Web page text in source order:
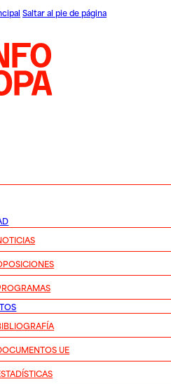
Saltar al pie de página
UE